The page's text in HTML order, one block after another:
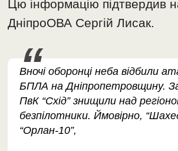
Цю інформацію підтвердив
ДніпроОВА Сергій Лисак.
Вночі оборонці неба відбили
БПЛА на Дніпропетровщину.
ПвК “Схід” знищили над
безпілотники. Ймовірно,
“Орлан-10”,